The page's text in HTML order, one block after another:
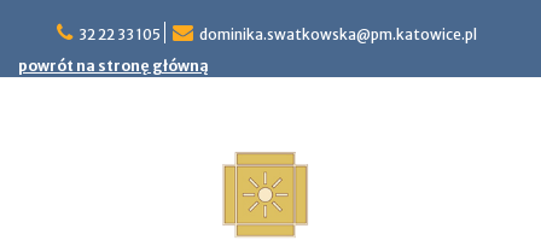
content
32 22 33 105
dominika.swatkowska@pm.katowice.pl
powrót na stronę główną